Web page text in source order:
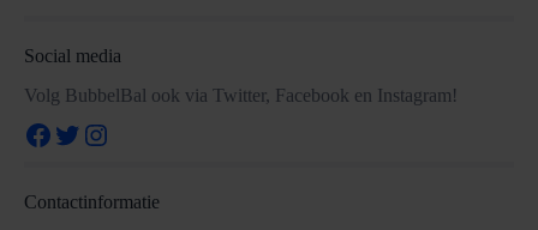
Social media
Volg BubbelBal ook via Twitter, Facebook en Instagram!
Facebook
Twitter
Instagram
Contactinformatie